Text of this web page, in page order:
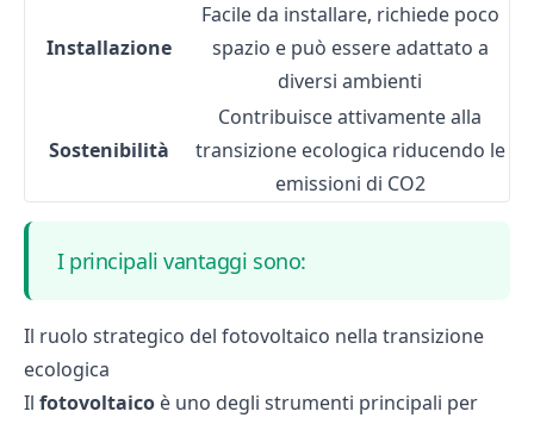
Installazione
Facile da installare, richiede poco
spazio e può essere adattato a
diversi ambienti
Sostenibilità
Contribuisce attivamente alla
transizione ecologica riducendo le
emissioni di CO2
I principali vantaggi sono:
Il ruolo strategico del fotovoltaico nella transizione
ecologica
Il fotovoltaico è uno degli strumenti principali per